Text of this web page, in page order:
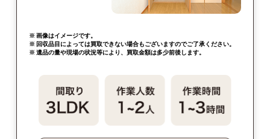
※ 画像はイメージです。
※ 回収品目によっては買取できない場合もございますのでご了承ください。
※ 遺品の量や現場の状況等により、買取金額は多少前後します。